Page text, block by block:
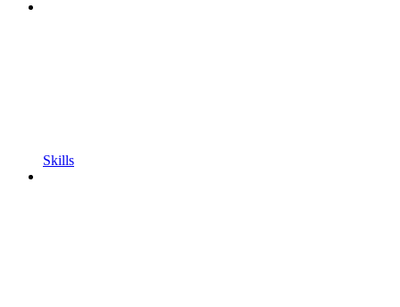
Skills